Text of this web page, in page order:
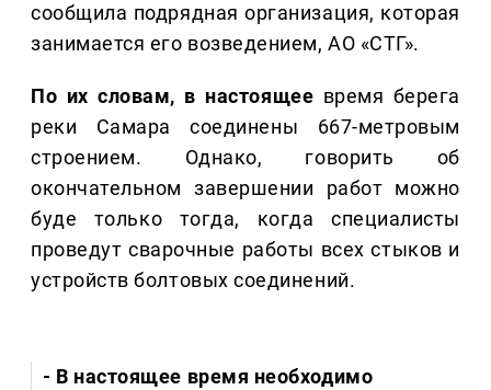
сообщила подрядная организация, которая
занимается его возведением, АО «СТГ».
По их словам, в настоящее время берега
реки Самара соединены 667-метровым
строением. Однако, говорить об
окончательном завершении работ можно
буде только тогда, когда специалисты
проведут сварочные работы всех стыков и
устройств болтовых соединений.
- В настоящее время необходимо